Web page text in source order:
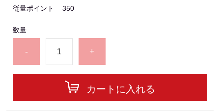
従量ポイント 350
数量
- +
カートに入れる